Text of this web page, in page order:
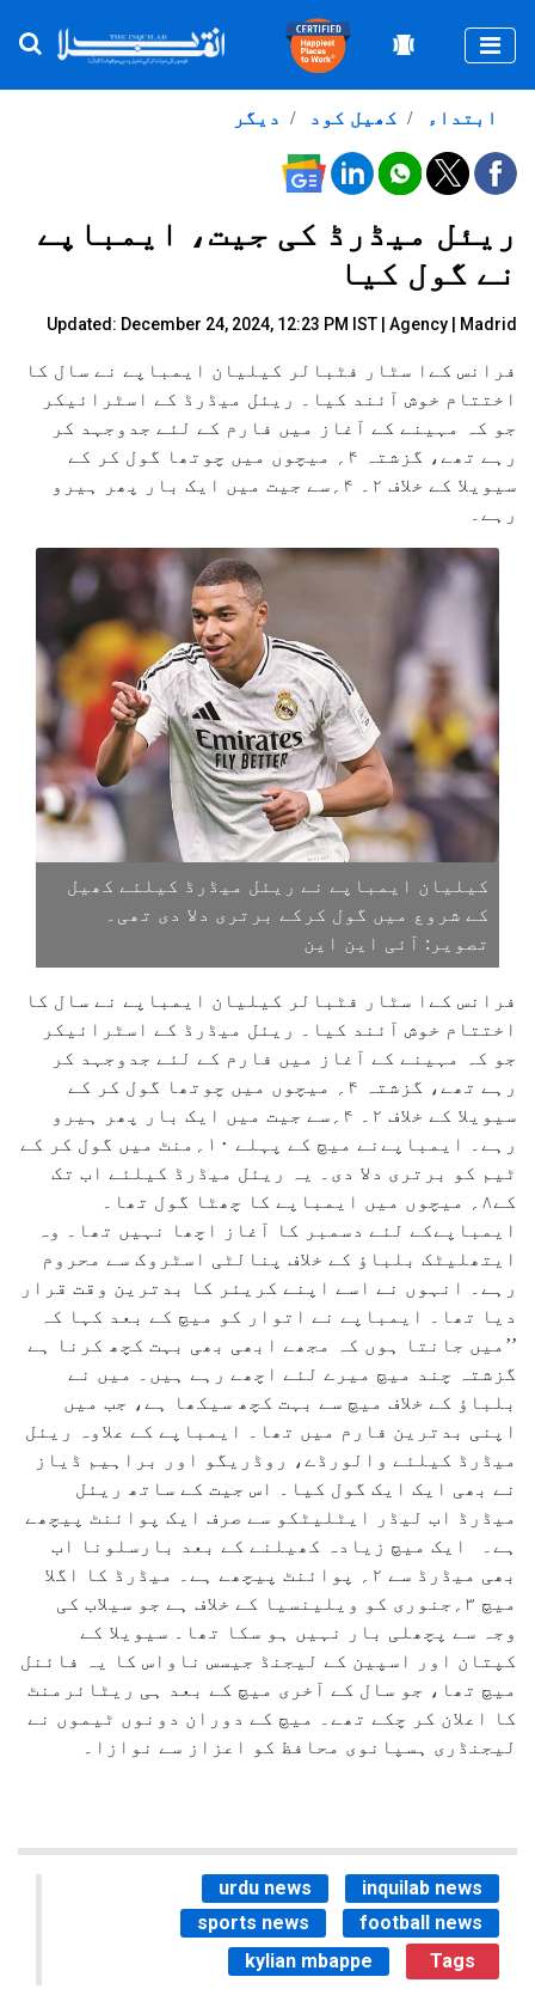
دیگر کھیل کود ابتداء
ریئل میڈرڈ کی جیت، ایمباپے
نے گول کیا
Updated: December 24, 2024, 12:23 PM IST | Agency | Madrid
فرانس کےا سٹار فٹبالر کیلیان ایمباپے نے سال کا
اختتام خوش آئند کیا۔ ریئل میڈرڈ کے اسٹرائیکر
جو کہ مہینے کے آغاز میں فارم کے لئے جدوجہد کر
رہے تھے، گزشتہ ۴؍ میچوں میں چوتھا گول کر کے
سیویلا کے خلاف ۲۔ ۴؍سے جیت میں ایک بار پھر ہیرو
رہے۔
کیلیان ایمباپے نے ریئل میڈرڈ کیلئے کھیل
کے شروع میں گول کرکے برتری دلا دی تھی۔
تصویر: آئی این این
فرانس کےا سٹار فٹبالر کیلیان ایمباپے نے سال کا
اختتام خوش آئند کیا۔ ریئل میڈرڈ کے اسٹرائیکر
جو کہ مہینے کے آغاز میں فارم کے لئے جدوجہد کر
رہے تھے، گزشتہ ۴؍ میچوں میں چوتھا گول کر کے
سیویلا کے خلاف ۲۔ ۴؍سے جیت میں ایک بار پھر ہیرو
رہے۔ ایمباپےنے میچ کے پہلے ۱۰؍منٹ میں گول کر کے
ٹیم کو برتری دلا دی۔ یہ ریئل میڈرڈ کیلئے اب تک
کے۸؍ میچوں میں ایمباپے کا چھٹا گول تھا۔
ایمباپےکے لئے دسمبر کا آغاز اچھا نہیں تھا۔ وہ
ایتھلیٹک بلباؤ کے خلاف پنالٹی اسٹروک سے محروم
رہے۔ انہوں نے اسے اپنے کریئر کا بدترین وقت قرار
دیا تھا۔ ایمباپے نے اتوار کو میچ کے بعد کہا کہ
’’میں جانتا ہوں کہ مجھے ابھی بھی بہت کچھ کرنا ہے
گزشتہ چند میچ میرے لئے اچھے رہے ہیں۔ میں نے
بلباؤ کے خلاف میچ سے بہت کچھ سیکھا ہے، جب میں
اپنی بدترین فارم میں تھا۔ ایمباپے کے علاوہ ریئل
میڈرڈ کیلئے والورڈے، روڈریگو اور براہیم ڈیاز
نے بھی ایک ایک گول کیا۔ اس جیت کے ساتھ ریئل
میڈرڈ اب لیڈر ایٹلیٹکو سے صرف ایک پوائنٹ پیچھے
ہے۔ ایک میچ زیادہ کھیلنے کے بعد بارسلونا اب
بھی میڈرڈ سے ۲؍ پوائنٹ پیچھے ہے۔ میڈرڈ کا اگلا
میچ ۳؍جنوری کو ویلینسیا کے خلاف ہے جو سیلاب کی
وجہ سے پچھلی بار نہیں ہو سکا تھا۔ سیویلا کے
کپتان اور اسپین کے لیجنڈ جیسس ناواس کا یہ فائنل
میچ تھا، جو سال کے آخری میچ کے بعد ہی ریٹائرمنٹ
کا اعلان کر چکے تھے۔ میچ کے دوران دونوں ٹیموں نے
لیجنڈری ہسپانوی محافظ کو اعزاز سے نوازا۔
urdu news
inquilab news
sports news
football news
kylian mbappe
Tags